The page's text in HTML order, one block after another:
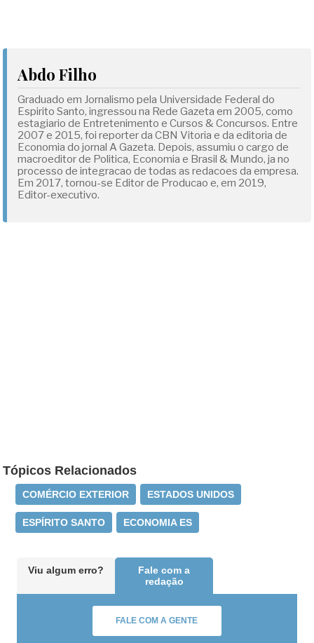
Abdo Filho
Graduado em Jornalismo pela Universidade Federal do
Espirito Santo, ingressou na Rede Gazeta em 2005, como
estagiario de Entretenimento e Cursos & Concursos. Entre
2007 e 2015, foi reporter da CBN Vitoria e da editoria de
Economia do jornal A Gazeta. Depois, assumiu o cargo de
macroeditor de Politica, Economia e Brasil & Mundo, ja no
processo de integracao de todas as redacoes da empresa.
Em 2017, tornou-se Editor de Producao e, em 2019,
Editor-executivo.
Tópicos Relacionados
COMÉRCIO EXTERIOR ESTADOS UNIDOS
ESPÍRITO SANTO ECONOMIA ES
Viu algum erro?
Fale com a
redação
FALE COM A GENTE